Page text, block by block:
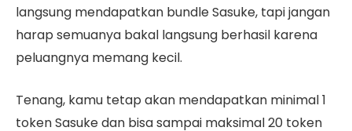
langsung mendapatkan bundle Sasuke, tapi jangan
harap semuanya bakal langsung berhasil karena
peluangnya memang kecil.
Tenang, kamu tetap akan mendapatkan minimal 1
token Sasuke dan bisa sampai maksimal 20 token